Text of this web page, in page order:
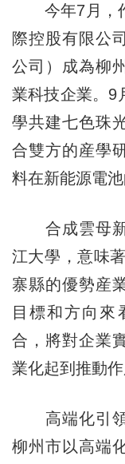
今年7月，作
際控股有限公
公司）成為柳
業科技企業。9
學共建七色珠
合雙方的産學
料在新能源電池
合成雲母新
江大學，意味
寨縣的優勢産
目標和方向來
合，將對企業
業化起到推動作
高端化引領
柳州市以高端